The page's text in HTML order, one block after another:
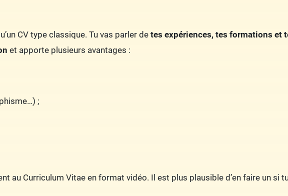
CV type classique. Tu vas parler de tes expériences, tes formations et
et apporte plusieurs avantages :
;
au Curriculum Vitae en format vidéo. Il est plus plausible d’en faire un